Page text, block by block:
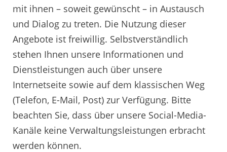
mit ihnen – soweit gewünscht – in Austausch
und Dialog zu treten. Die Nutzung dieser
Angebote ist freiwillig. Selbstverständlich
stehen Ihnen unsere Informationen und
Dienstleistungen auch über unsere
Internetseite sowie auf dem klassischen Weg
(Telefon, E-Mail, Post) zur Verfügung. Bitte
beachten Sie, dass über unsere Social-Media-
Kanäle keine Verwaltungsleistungen erbracht
werden können.